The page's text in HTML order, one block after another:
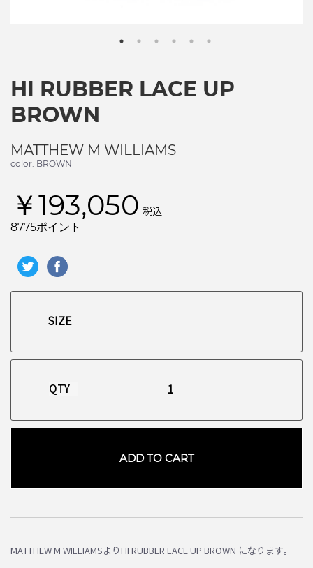
HI RUBBER LACE UP
BROWN
MATTHEW M WILLIAMS
color: BROWN
￥193,050 税込
8775ポイント
QTY
ADD TO CART
MATTHEW M WILLIAMSよりHI RUBBER LACE UP BROWN になります。